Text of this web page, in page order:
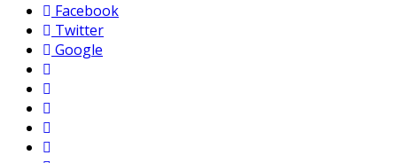
Facebook
Twitter
Google